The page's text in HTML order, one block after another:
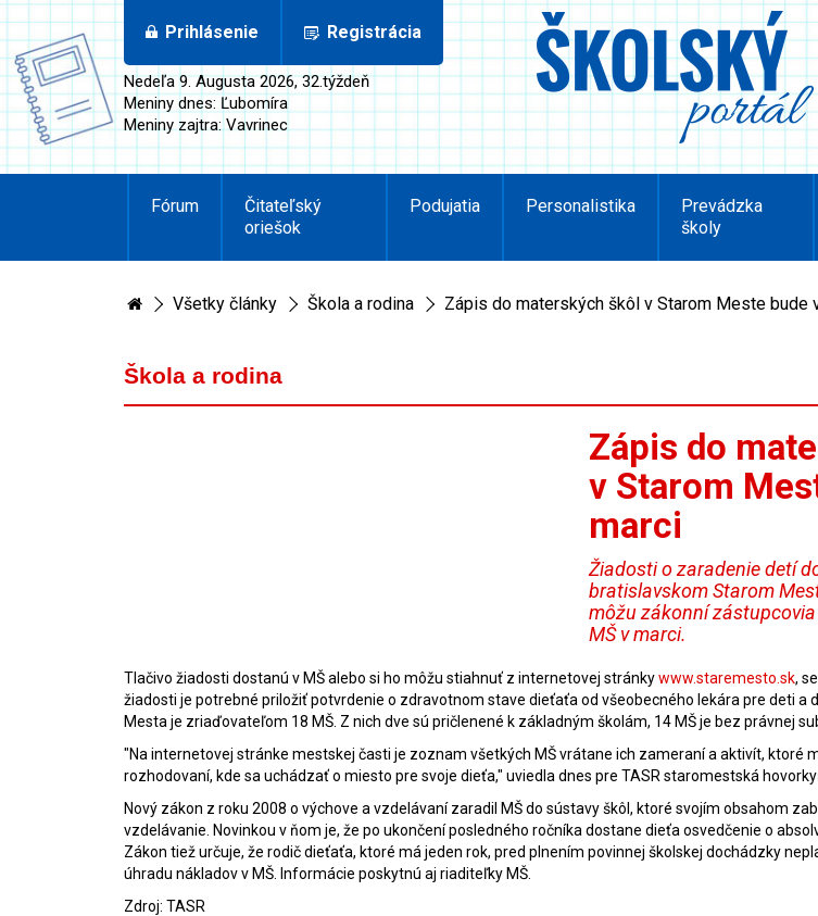
Prihlásenie Registrácia
Nedeľa 9. Augusta 2026, 32.týždeň
Meniny dnes: Ľubomíra
Meniny zajtra: Vavrinec
Fórum
Čitateľský
oriešok
Podujatia Personalistika
Prevádzka
školy
Všetky články Škola a rodina Zápis do materských škôl v Starom Meste bude
Škola a rodina
Zápis do
v Starom
marci
Žiadosti o zaradenie detí
bratislavskom Starom
môžu zákonní
MŠ v marci.
Tlačivo žiadosti dostanú v MŠ alebo si ho môžu stiahnuť z internetovej stránkywww.staremesto.sk,
žiadosti je potrebné priložiť potvrdenie o zdravotnom stave dieťaťa od všeobecného lekára pre deti a
Mesta je zriaďovateľom 18 MŠ. Z nich dve sú pričlenené k základným školám, 14 MŠ je bez právnej
"Na internetovej stránke mestskej časti je zoznam všetkých MŠ vrátane ich zameraní a aktivít, ktoré
rozhodovaní, kde sa uchádzať o miesto pre svoje dieťa," uviedla dnes pre TASR staromestská
Nový zákon z roku 2008 o výchove a vzdelávaní zaradil MŠ do sústavy škôl, ktoré svojím obsahom
vzdelávanie. Novinkou v ňom je, že po ukončení posledného ročníka dostane dieťa osvedčenie o
Zákon tiež určuje, že rodič dieťaťa, ktoré má jeden rok, pred plnením povinnej školskej dochádzky
úhradu nákladov v MŠ. Informácie poskytnú aj riaditeľky MŠ.
Zdroj: TASR